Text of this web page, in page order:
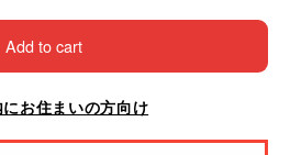
Add to cart
にお住まいの方向け